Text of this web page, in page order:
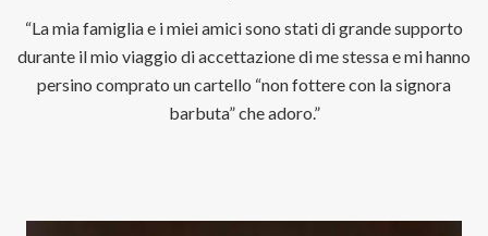
“La mia famiglia e i miei amici sono stati di grande supporto
durante il mio viaggio di accettazione di me stessa e mi hanno
persino comprato un cartello “non fottere con la signora
barbuta” che adoro.”